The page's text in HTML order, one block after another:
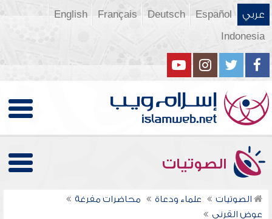
عربي Español
Deutsch
Français
English
Indonesia
الصوتيات
الصوتيات علماء ودعاة
محاضرات مفرغة
عوض القرني